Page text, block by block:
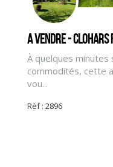
A vendre - CLOHARS
À quelques
commodités, cette
vou...
Rèf : 2896